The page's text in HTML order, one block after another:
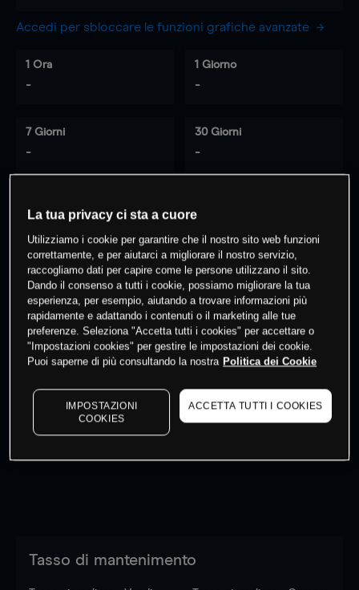
Accedi per sbloccare le funzioni grafiche avanzate
1 Ora
-
1 Giorno
-
7 Giorni
-
30 Giorni
-
0 % dei clienti hanno posizioni
questo prodotto
Fai trading
I prezzi sono solo indicativi. Accediper vedere gli ultimi
dati di mercato
to see latest market data
Tasso di mantenimento
La tua privacy ci sta a cuore
Utilizziamo i cookie per garantire che il nostro sito web funzioni
correttamente, e per aiutarci a migliorare il nostro servizio,
raccogliamo dati per capire come le persone utilizzano il sito.
Dando il consenso a tutti i cookie, possiamo migliorare la tua
esperienza, per esempio, aiutando a trovare informazioni più
rapidamente e adattando i contenuti o il marketing alle tue
preferenze. Seleziona "Accetta tutti i cookies" per accettare o
"Impostazioni cookies" per gestire le impostazioni dei cookie.
Puoi saperne di più consultando la nostra Politica dei Cookie
IMPOSTAZIONI
COOKIES
ACCETTA TUTTI I COOKIES